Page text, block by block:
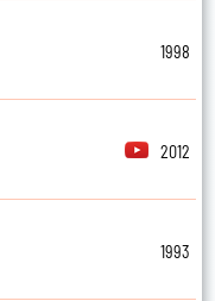
1998
2012
1993